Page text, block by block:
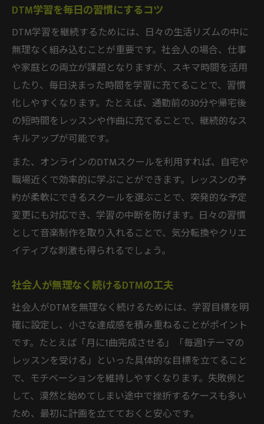
DTMスクールで趣味と仕事のバランス
DTMスクール選びで失敗しないポイント
DTMスクールの柔軟な学習スタイルとは
社会人が選ぶべきDTMスクールの特徴
オンライン対応で叶える社会人のDTM習慣
DTMスクールのオンライン活用術
社会人も安心のDTMオンライン学習法
DTMスクールのオンライン受講メリット
自宅で始める社会人向けDTM学習法
挫折しないコツは学びのスケジュール化
DTM継続のための学習スケジュール術
社会人が挫折しないDTM計画の作り方
短時間で成果を出すDTM学習の秘訣
仕事後に効率よく学ぶDTMスケジュール
自分のペースを守る社会人DTM活用法
社会人が無理なく続けるDTMペース
DTMを自分流に活かすポイントとは
仕事と両立できるDTM学習管理法
自分らしさを伸ばすDTMの取り組み方
DTM学習を毎日の習慣にするコツ
DTM学習を継続するためには、日々の生活リズムの中に
無理なく組み込むことが重要です。社会人の場合、仕事
や家庭との両立が課題となりますが、スキマ時間を活用
したり、毎日決まった時間を学習に充てることで、習慣
化しやすくなります。たとえば、通勤前の30分や帰宅後
の短時間をレッスンや作曲に充てることで、継続的なス
キルアップが可能です。
また、オンラインのDTMスクールを利用すれば、自宅や
職場近くで効率的に学ぶことができます。レッスンの予
約が柔軟にできるスクールを選ぶことで、突発的な予定
変更にも対応でき、学習の中断を防げます。日々の習慣
として音楽制作を取り入れることで、気分転換やクリエ
イティブな刺激も得られるでしょう。
社会人が無理なく続けるDTMの工夫
社会人がDTMを無理なく続けるためには、学習目標を明
確に設定し、小さな達成感を積み重ねることがポイント
です。たとえば「月に1曲完成させる」「毎週1テーマの
レッスンを受ける」といった具体的な目標を立てること
で、モチベーションを維持しやすくなります。失敗例と
して、漠然と始めてしまい途中で挫折するケースも多い
ため、最初に計画を立てておくと安心です。